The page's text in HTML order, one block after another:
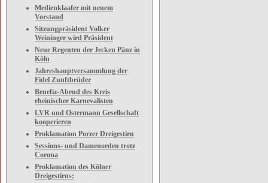
Medienklaafer mit neuem
Vorstand
Sitzungpräsident Volker
Weininger wird Präsident
Neue Regenten der Jecken Pänz in
Köln
Jahreshauptversammlung der
Fidel Zunftbrüder
Benefiz-Abend des Kreis
rheinischer Karnevalisten
LVR und Ostermann Gesellschaft
kooperieren
Proklamation Porzer Dreigestirn
Sessions- und Damenorden trotz
Corona
Proklamation des Kölner
Dreigestirns: